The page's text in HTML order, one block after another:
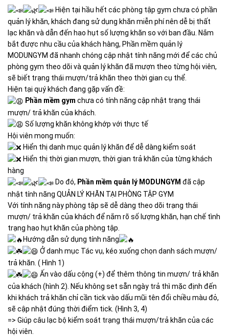
Hiện tại hầu hết các phòng tập gym chưa có phần
quản lý khăn, khách đang sử dụng khăn miễn phí nên dễ bị thất
lạc khăn và dẫn đến hao hụt số lượng khăn so với ban đầu. Nắm
bắt được nhu cầu của khách hàng, Phần mềm quản lý
MODUNGYM đã nhanh chóng cập nhật tính năng mới để các chủ
phòng gym theo dõi và quản lý khăn đã mượn theo từng hội viên,
sẽ biết trạng thái mượn/trả khăn theo thời gian cụ thể.
Hiện tại quý khách đang gặp vấn đề:
Phần mềm gym chưa có tính năng cập nhật trạng thái
mượn/ trả khăn của khách.
Số lượng khăn không khớp với thực tế
Hội viên mong muốn:
Hiển thị danh mục quản lý khăn để dễ dàng kiểm soát
Hiển thị thời gian mượn, thời gian trả khăn của từng khách
hàng
Do đó, Phần mềm quản lý MODUNGYM đã cập
nhật tính năng QUẢN LÝ KHĂN TẠI PHÒNG TẬP GYM
Với tính năng này phòng tập sẽ dễ dàng theo dõi trạng thái
mượn/ trả khăn của khách để nắm rõ số lượng khăn, hạn chế tình
trạng hao hụt khăn của phòng tập.
Hướng dẫn sử dụng tính năng
Ở danh mục Tác vụ, kéo xuống chọn danh sách mượn/
trả khăn. ( Hình 1)
Ấn vào dấu cộng (+) để thêm thông tin mượn/ trả khăn
của khách (hình 2). Nếu không set sẵn ngày trả thì mặc định đến
khi khách trả khăn chỉ cần tick vào dấu mũi tên đổi chiều màu đỏ,
sẽ cập nhật đúng thời điểm tick. (Hình 3, 4)
=> Giúp câu lạc bộ kiểm soát trạng thái mượn/trả khăn của các
hội viên.